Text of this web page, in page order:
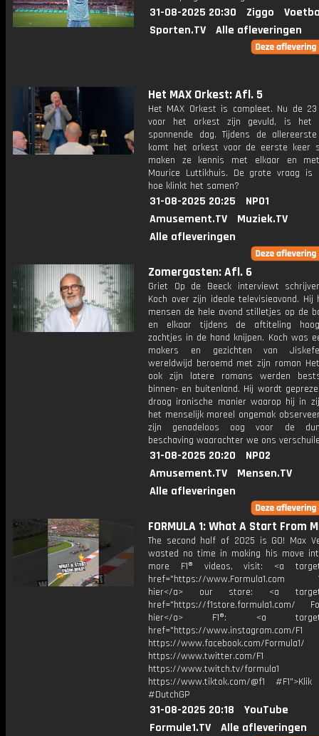
31-08-2025 20:30 Ziggo
Sporten.TV
Alle afleveringen
Het MAX Orkest: Afl. 5
Het MAX Orkest is compleet. Nu de
voor het orkest zijn gevuld, is het
spannende dag. Tijdens de
komt het orkest voor de eerste keer
maken ze kennis met elkaar en
Maurice Luttikhuis. De grote vraag is
hoe klinkt het samen?
31-08-2025 20:25
NPO1
Amusement.TV
Muziek.TV
Alle afleveringen
Zomergasten: Afl. 6
Griet Op de Beeck interviewt
Koch over zijn ideale televisieavond. Hij
mensen de hele avond stilletjes op de
en elkaar tijdens de aftiteling
zachtjes in de hand knijpen. Koch was
makers en gezichten van
wereldwijd beroemd met zijn roman
ook zijn latere romans werden
binnen- en buitenland. Hij wordt
droog ironische manier waarop hij in
het menselijk moreel ongemak
zijn genadeloos oog voor de
beschaving waarachter we ons
31-08-2025 20:20
NPO2
Amusement.TV
Mensen.TV
Alle afleveringen
FORMULA 1: What A Start From
The second half of 2025 is GO! Max
wasted no time in making his move
more F1® videos, visit: <a
href="https://www.Formula1.com
hier</a> our store: <a
href="https://f1store.formula1.com/
hier</a> F1®: <a
href="https://www.instagram.com/F1
https://www.facebook.com/Formula1/
https://www.twitter.com/F1
https://www.twitch.tv/formula1
https://www.tiktok.com/@f1
#DutchGP
31-08-2025 20:18
YouTube
Formule1.TV
Alle afleveringen